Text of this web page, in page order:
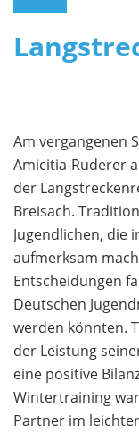
Am vergangenen
Amicitia-Ruderer
der
Breisach.
Jugendlichen, die
aufmerksam
Entscheidungen
Deutschen
werden könnten.
der Leistung
eine positive
Wintertraining
Partner im